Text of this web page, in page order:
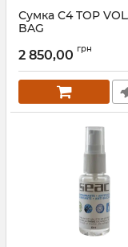
Сумка C4 TOP
BAG
2 850,00 грн